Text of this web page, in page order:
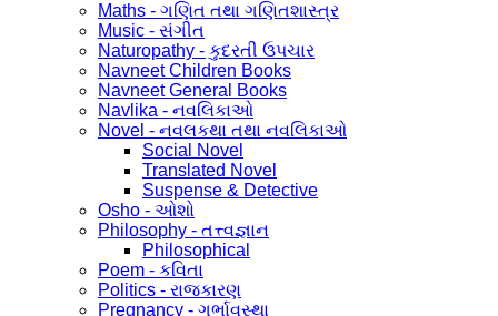
Maths - ગણિત તથા ગણિતશાસ્ત્ર
Music - સંગીત
Naturopathy - કુદરતી ઉપચાર
Navneet Children Books
Navneet General Books
Navlika - નવલિકાઓ
Novel - નવલકથા તથા નવલિકાઓ
Social Novel
Translated Novel
Suspense & Detective
Osho - ઓશો
Philosophy - તત્ત્વજ્ઞાન
Philosophical
Poem - કવિતા
Politics - રાજકારણ
Pregnancy - ગર્ભાવસ્થા